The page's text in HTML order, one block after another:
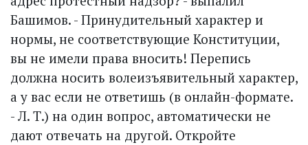
Башимов. - Принудительный характер и
нормы, не соответствующие Конституции,
вы не имели права вносить! Перепись
должна носить волеизъявительный характер,
а у вас если не ответишь (в онлайн-формате.
- Л. Т.) на один вопрос, автоматически не
дают отвечать на другой. Откройте